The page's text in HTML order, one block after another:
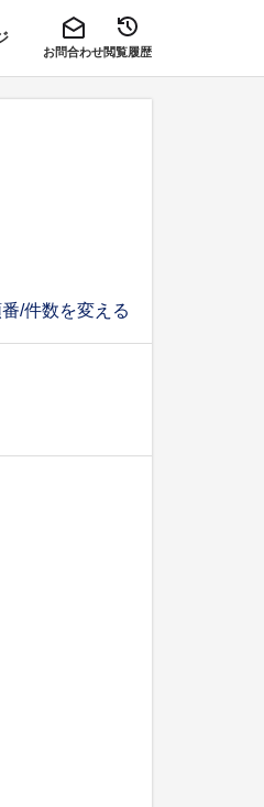
お問合わせ閲覧履歴
/件数を変える